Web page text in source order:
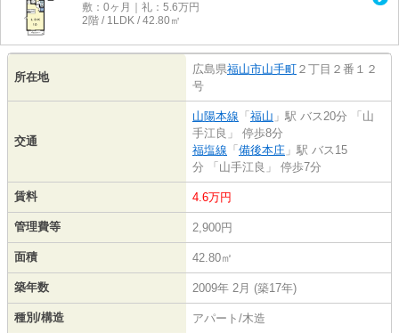
敷：0ヶ月｜礼：5.6万円
2階 / 1LDK / 42.80㎡
所在地
広島県福山市山手町 ２丁目２番１２
号
交通
山陽本線 「 福山 」駅 バス20分 「山
手江良」 停歩8分
福塩線 「 備後本庄 」駅 バス15
分 「山手江良」 停歩7分
賃料 4.6万円
管理費等 2,900円
面積 42.80㎡
築年数 2009年 2月 (築17年)
種別/構造 アパート/木造